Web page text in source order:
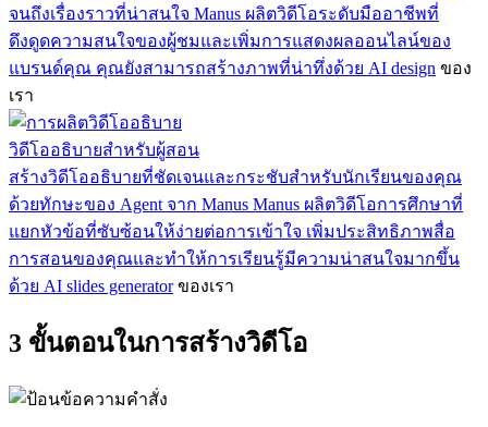
จนถึงเรื่องราวที่น่าสนใจ Manus ผลิตวิดีโอระดับมืออาชีพที่
ดึงดูดความสนใจของผู้ชมและเพิ่มการแสดงผลออนไลน์ของ
แบรนด์คุณ คุณยังสามารถสร้างภาพที่น่าทึ่งด้วย AI design ของ
เรา
วิดีโออธิบายสำหรับผู้สอน
สร้างวิดีโออธิบายที่ชัดเจนและกระชับสำหรับนักเรียนของคุณ
ด้วยทักษะของ Agent จาก Manus Manus ผลิตวิดีโอการศึกษาที่
แยกหัวข้อที่ซับซ้อนให้ง่ายต่อการเข้าใจ เพิ่มประสิทธิภาพสื่อ
การสอนของคุณและทำให้การเรียนรู้มีความน่าสนใจมากขึ้น
ด้วย AI slides generatorของเรา
3 ขั้นตอนในการสร้างวิดีโอ